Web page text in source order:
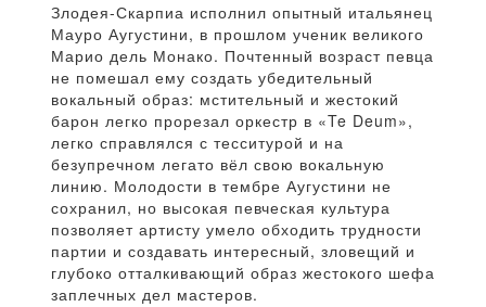
Злодея-Скарпиа исполнил опытный итальянец
Мауро Аугустини, в прошлом ученик великого
Марио дель Монако. Почтенный возраст певца
не помешал ему создать убедительный
вокальный образ: мстительный и жестокий
барон легко прорезал оркестр в «Te Deum»,
легко справлялся с тесситурой и на
безупречном легато вёл свою вокальную
линию. Молодости в тембре Аугустини не
сохранил, но высокая певческая культура
позволяет артисту умело обходить трудности
партии и создавать интересный, зловещий и
глубоко отталкивающий образ жестокого шефа
заплечных дел мастеров.